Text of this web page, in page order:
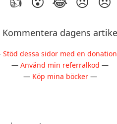
Kommentera dagens
Stöd dessa sidor med en donation
— Använd min referralkod —
— Köp mina böcker—